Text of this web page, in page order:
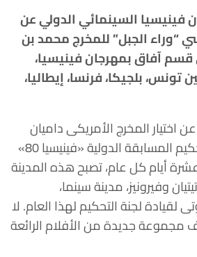
السينمائي الدولي عن
“وراء الجبل” للمخرج محمد بن
آفاق بمهرجان فينيسيا،
بلجيكا، فرنسا، إيطاليا،
المخرج الأمريكى داميان
شازيل، لرئاسة لجنة تحكيم المسابقة الدولية «فينيسيا 80»
أيام كل عام، تصبح هذه المدينة
وفيرونيز، مدينة سينما،
لجنة التحكيم لهذا العام. لا
مجموعة جديدة من الأفلام الرائعة